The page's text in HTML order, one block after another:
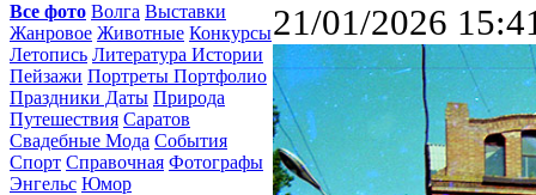
Все фото Волга Выставки
Жанровое Животные Конкурсы
Летопись Литература Истории
Пейзажи Портреты Портфолио
Праздники Даты Природа
Путешествия Саратов
Свадебные Мода События
Спорт Справочная Фотографы
Энгельс Юмор
21/01/2026